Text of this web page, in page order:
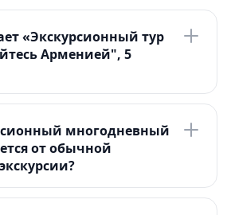
«Экскурсионный тур
Арменией", 5
многодневный
от обычной